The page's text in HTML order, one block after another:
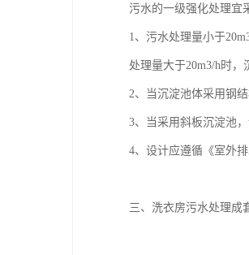
污水的一级强化处理宜
1、污水处理量小于
处理量大于20m3/h时
2、当沉淀池体采用钢
3、当采用斜板沉淀池
4、设计应遵循《室外
三、洗衣房污水处理